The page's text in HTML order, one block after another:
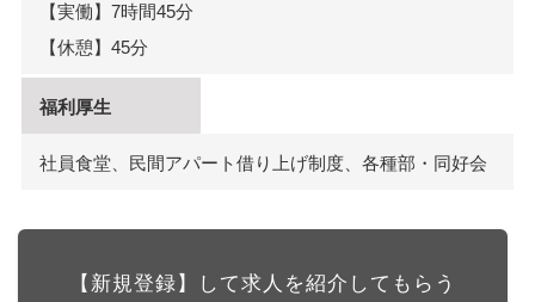
【実働】7時間45分
【休憩】45分
福利厚生
社員食堂、民間アパート借り上げ制度、各種部・同好会
【新規登録】して求人を紹介してもらう